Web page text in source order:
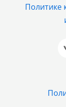
Политике
Барнаул
+7 (961)
Новосибирск
+7 (843)